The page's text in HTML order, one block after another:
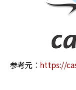
参考元： https://